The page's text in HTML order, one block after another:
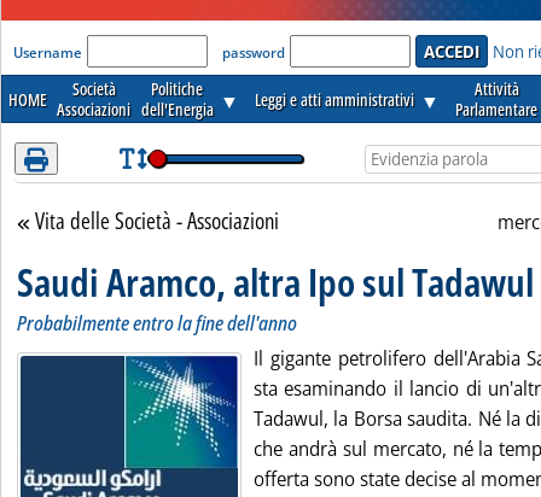
'Modulo Login per accedere'
Username password Non
HOME
Società
Associazioni
Politiche
dell'Energia ▼ Leggi e atti amministrativi ▼
Attività
Parlamentare
Torna alla sezione
Vita delle Società - Associazioni
Saudi Aramco, altra Ipo sul Tadawul
Probabilmente entro la fine dell'anno
Il gigante petrolifero dell'Arabia
sta esaminando il lancio di
Tadawul, la Borsa saudita. Né la
che andrà sul mercato, né la
offerta sono state decise al